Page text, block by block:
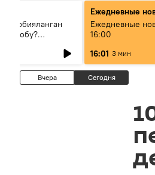
тарбияланган
болобу?
Ежедневные
Ежедневные
16:00
16:01 3 мин
Вчера Сегодня